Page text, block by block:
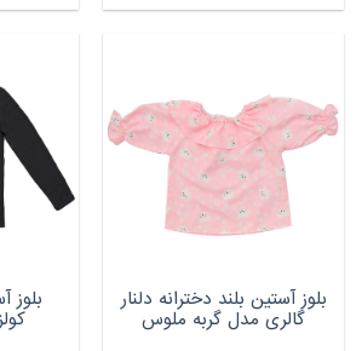
بلوز آستین بلند دخترانه دلنار
گالری مدل گربه ملوس
بلوز